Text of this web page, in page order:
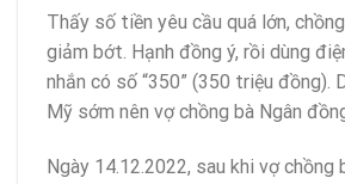
Thấy số tiền yêu cầu quá lớn,
giảm bớt. Hạnh đồng ý, rồi dùng
nhắn có số “350” (350 triệu đồng).
Mỹ sớm nên vợ chồng bà Ngân
Ngày 14.12.2022, sau khi vợ chồng